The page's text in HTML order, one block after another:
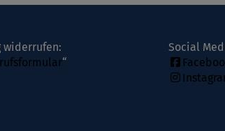
widerrufen:
“
Social